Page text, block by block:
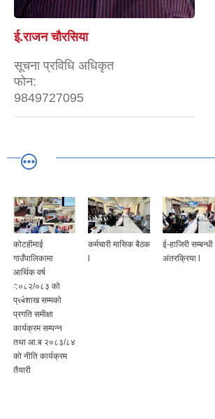
ई.राजन चाैरसिया
सूचना प्रविधि अधिकृत
फोन:
9849727095
कोटहीमाई
गाउँपालिकामा
आर्थिक वर्ष
२०८२/०८३ को
प्रबैशाख सम्मको
प्रगति समीक्षा
कार्यक्रम सम्पन्न
तथा आ.ब २०८३/८४
को नीति कार्यक्रम
तैयारी
कर्मचारी मासिक बैठक
l
ई-हाजिरी सम्बन्धी
अंतरक्रिया l